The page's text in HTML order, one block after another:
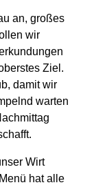
an, großes
wir
Ziel.
damit wir
warten
Wirt
hat alle